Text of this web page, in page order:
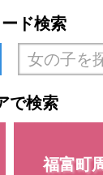
ド検索
で検索
福富町